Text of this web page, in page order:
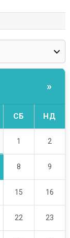
»
СБ НД
1 2
8 9
15 16
22 23